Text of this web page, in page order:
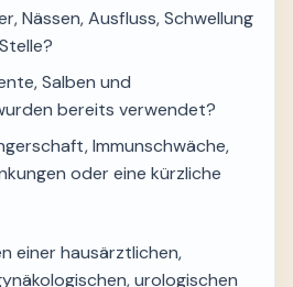
Nässen, Ausfluss, Schwellung
Salben und
bereits verwendet?
Immunschwäche,
oder eine kürzliche
einer hausärztlichen,
urologischen